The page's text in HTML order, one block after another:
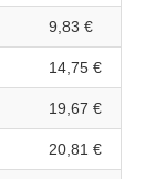
9,83 €
14,75 €
19,67 €
20,81 €